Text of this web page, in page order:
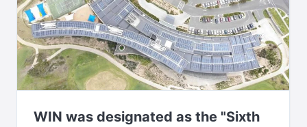
WIN was designated as the "Sixth